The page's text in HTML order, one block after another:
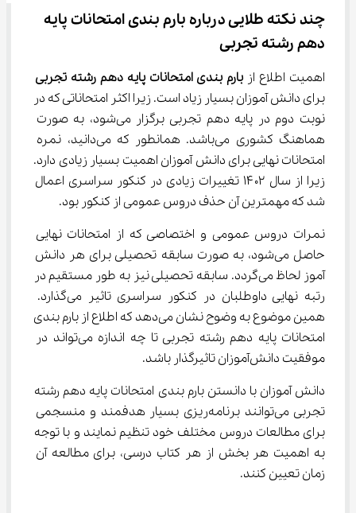
چند نکته طلایی درباره بارم‌ بندی امتحانات پایه
دهم رشته تجربی
اهمیت اطلاع از بارم‌ بندی امتحانات پایه دهم رشته تجربی
برای دانش آموزان بسیار زیاد است. زیرا اکثر امتحاناتی که در
نوبت دوم در پایه دهم تجربی برگزار می‌شود، به صورت
هماهنگ کشوری می‌باشد. همانطور که می‌دانید، نمره
امتحانات نهایی برای دانش آموزان اهمیت بسیار زیادی دارد.
زیرا از سال ۱۴۰۲ تغییرات زیادی در کنکور سراسری اعمال
شد که مهمترین آن حذف دروس عمومی از کنکور بود.
نمرات دروس عمومی و اختصاصی که از امتحانات نهایی
حاصل می‌شود، به صورت سابقه تحصیلی برای هر دانش
آموز لحاظ می‌گردد. سابقه تحصیلی نیز به طور مستقیم در
رتبه نهایی داوطلبان در کنکور سراسری تاثیر می‌گذارد.
همین موضوع به وضوح نشان می‌دهد که اطلاع از بارم‌ بندی
امتحانات پایه دهم رشته تجربی تا چه اندازه می‌تواند در
موفقیت دانش‌آموزان تاثیرگذار باشد.
دانش آموزان با دانستن بارم‌ بندی امتحانات پایه دهم رشته
تجربی می‌توانند برنامه‌ریزی بسیار هدفمند و منسجمی
برای مطالعات دروس مختلف خود تنظیم نمایند و با توجه
به اهمیت هر بخش از هر کتاب درسی، برای مطالعه آن
زمان تعیین کنند.